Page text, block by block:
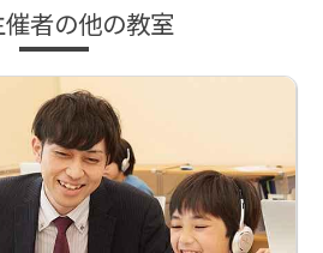
催者の他の教室